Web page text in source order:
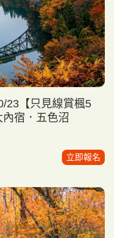
23【只見線賞楓5
宿．五色沼
立即報名